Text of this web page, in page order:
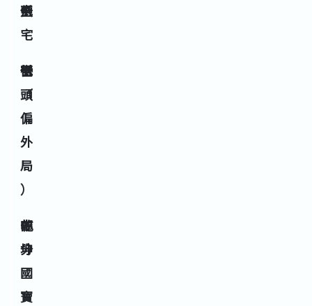
八
宅
否
低
中
巒
頭
否
（
偏
外
局
）
低
低
乾
坤
國
寶
部
分
中
中